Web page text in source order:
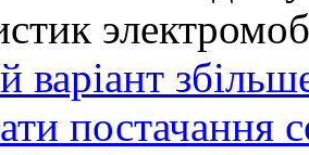
варіант
постачання